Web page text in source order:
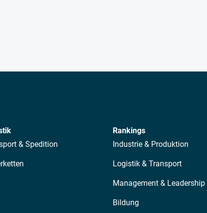
& Spedition
Rankings
Industrie & Produktion
Logistik & Transport
Management & Leadership
Bildung